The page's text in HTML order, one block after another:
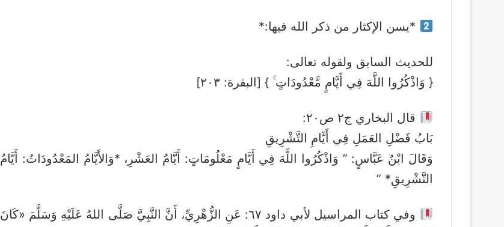
*يسن الإكثار من ذكر الله فيها:*
للحديث السابق ولقوله تعالى:
{ وَاذْكُرُوا اللَّهَ فِي أَيَّامٍ مَّعْدُودَاتٍ ۚ } [البقرة: ٢٠٣]
قال البخاري ج٢ ص٢٠:
بَابُ فَضْلِ العَمَلِ فِي أَيَّامِ التَّشْرِيقِ
وَقَالَ ابْنُ عَبَّاسٍ: ” وَاذْكُرُوا اللَّهَ فِي أَيَّامٍ مَعْلُومَاتٍ: أَيَّامُ العَشْرِ، *وَالأَيَّامُ المَعْدُودَاتُ: أَيَّامُ
التَّشْرِيقِ* ”
وفي كتاب المراسيل لأبي داود ٦٧: عَنِ الزُّهْرِيِّ، أَنَّ النَّبِيَّ صَلَّى اللهُ عَلَيْهِ وَسَلَّمَ «كَانَ